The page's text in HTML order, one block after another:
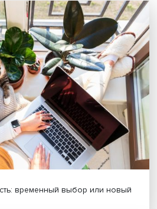
всегда в курсе !
на наши новости:
Подписаться
персональных данных